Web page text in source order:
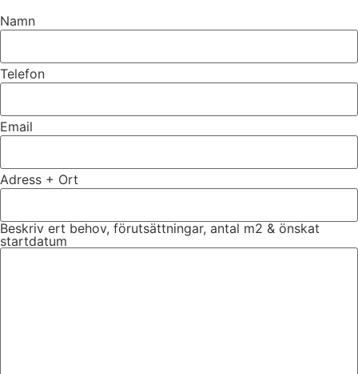
Namn
Telefon
Email
Adress + Ort
Beskriv ert behov, förutsättningar, antal m2 & önskat
startdatum